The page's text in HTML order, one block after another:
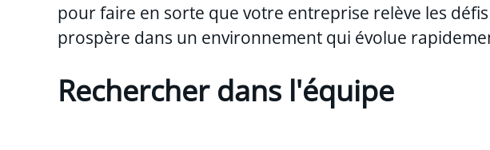
pour faire en sorte que votre entreprise relève les
prospère dans un environnement qui évolue
Rechercher dans l'équipe